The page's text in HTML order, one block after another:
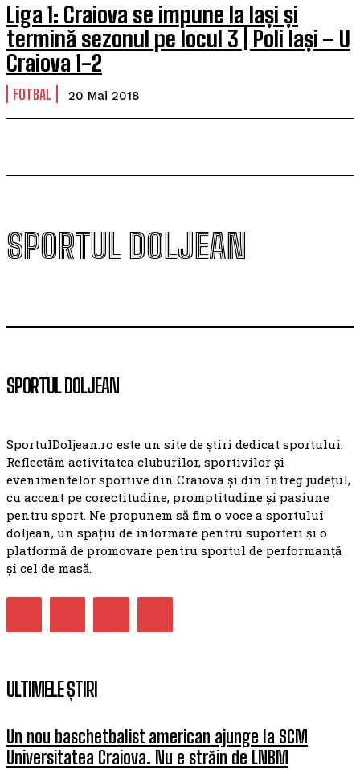
Liga 1: Craiova se impune la Iași și
termină sezonul pe locul 3 | Poli Iași – U
Craiova 1-2
FOTBAL 20 Mai 2018
SPORTUL DOLJEAN
SPORTUL DOLJEAN
SportulDoljean.ro este un site de știri dedicat sportului.
Reflectăm activitatea cluburilor, sportivilor și
evenimentelor sportive din Craiova și din întreg județul,
cu accent pe corectitudine, promptitudine și pasiune
pentru sport. Ne propunem să fim o voce a sportului
doljean, un spațiu de informare pentru suporteri și o
platformă de promovare pentru sportul de performanță
și cel de masă.
ULTIMELE ȘTIRI
Un nou baschetbalist american ajunge la SCM
Universitatea Craiova. Nu e străin de LNBM